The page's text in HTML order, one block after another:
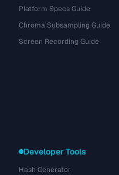
Platform Specs Guide
Chroma Subsampling Guide
Screen Recording Guide
Developer Tools
Hash Generator